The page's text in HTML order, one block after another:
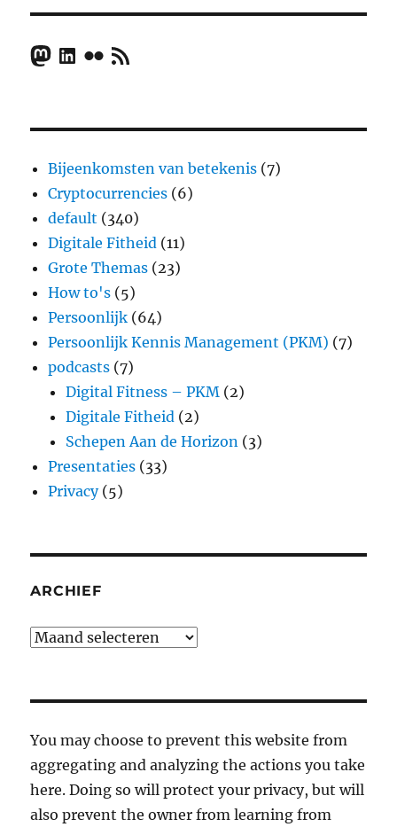
Mastodon
LinkedIn
FlickrRSS Feed
Bijeenkomsten van betekenis (7)
Cryptocurrencies (6)
default (340)
Digitale Fitheid (11)
Grote Themas (23)
How to's (5)
Persoonlijk (64)
Persoonlijk Kennis Management (PKM) (7)
podcasts (7)
Digital Fitness – PKM (2)
Digitale Fitheid (2)
Schepen Aan de Horizon (3)
Presentaties (33)
Privacy(5)
ARCHIEF
Archief
You may choose to prevent this website from
aggregating and analyzing the actions you take
here. Doing so will protect your privacy, but will
also prevent the owner from learning from